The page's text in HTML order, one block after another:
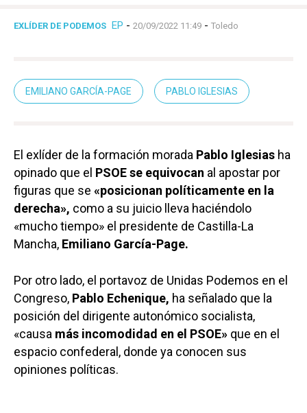
EXLÍDER DE PODEMOS EP - 20/09/2022 11:49 - Toledo
EMILIANO GARCÍA-PAGE PABLO IGLESIAS
El exlíder de la formación morada Pablo Iglesias ha
opinado que el PSOE se equivocan al apostar por
figuras que se «posicionan políticamente en la
derecha», como a su juicio lleva haciéndolo
«mucho tiempo» el presidente de Castilla-La
Mancha, Emiliano García-Page.
Por otro lado, el portavoz de Unidas Podemos en el
Congreso, Pablo Echenique, ha señalado que la
posición del dirigente autonómico socialista,
«causa más incomodidad en el PSOE» que en el
espacio confederal, donde ya conocen sus
opiniones políticas.